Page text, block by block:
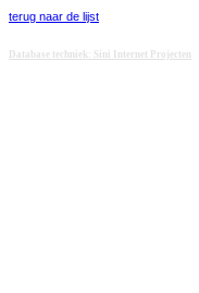
terug naar de lijst
Database techniek: Sini Internet Projecten